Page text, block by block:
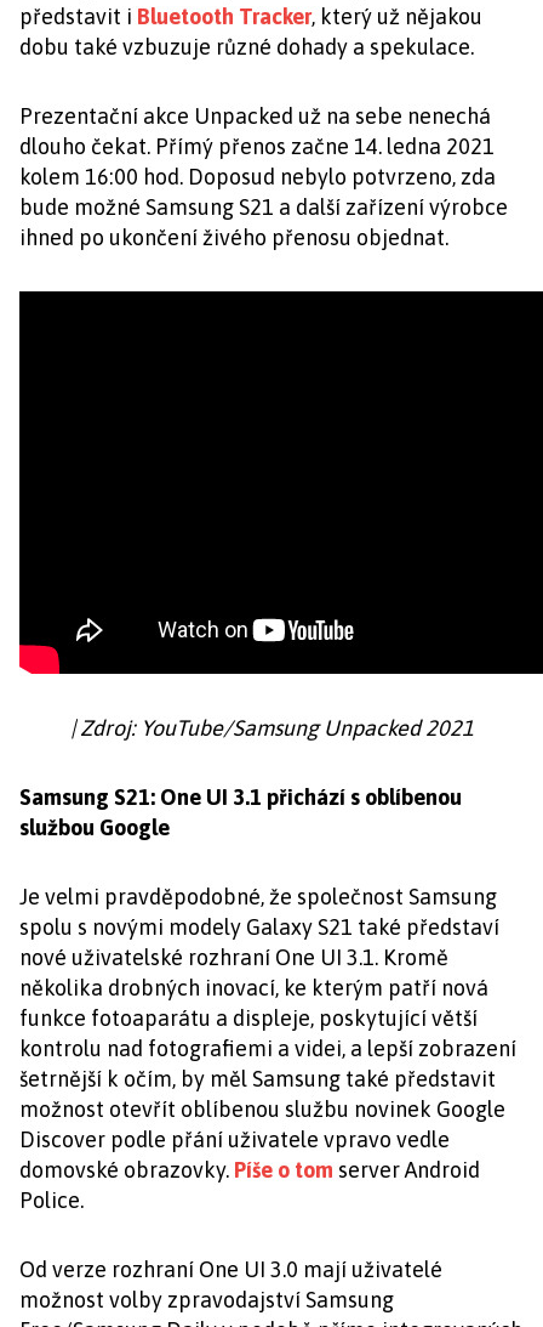
představit i Bluetooth Tracker, který už nějakou
dobu také vzbuzuje různé dohady a spekulace.
Prezentační akce Unpacked už na sebe nenechá
dlouho čekat. Přímý přenos začne 14. ledna 2021
kolem 16:00 hod. Doposud nebylo potvrzeno, zda
bude možné Samsung S21 a další zařízení výrobce
ihned po ukončení živého přenosu objednat.
| Zdroj: YouTube/Samsung Unpacked 2021
Samsung S21: One UI 3.1 přichází s oblíbenou
službou Google
Je velmi pravděpodobné, že společnost Samsung
spolu s novými modely Galaxy S21 také představí
nové uživatelské rozhraní One UI 3.1. Kromě
několika drobných inovací, ke kterým patří nová
funkce fotoaparátu a displeje, poskytující větší
kontrolu nad fotografiemi a videi, a lepší zobrazení
šetrnější k očím, by měl Samsung také představit
možnost otevřít oblíbenou službu novinek Google
Discover podle přání uživatele vpravo vedle
domovské obrazovky. Píše o tom server Android
Police.
Od verze rozhraní One UI 3.0 mají uživatelé
možnost volby zpravodajství Samsung